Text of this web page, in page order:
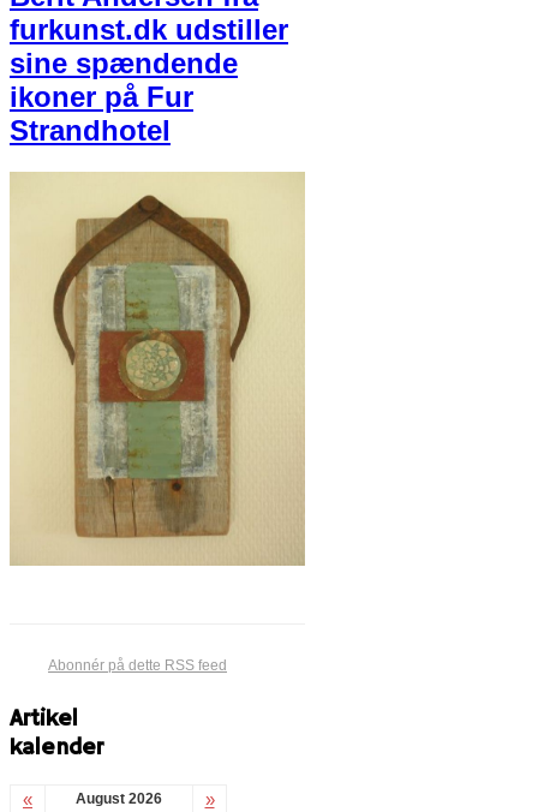
furkunst.dk udstiller
sine spændende
ikoner på Fur
Strandhotel
Abonnér på dette RSS feed
Artikel
kalender
« August 2026 »